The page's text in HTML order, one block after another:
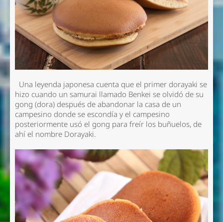
Una leyenda japonesa cuenta que el primer dorayaki se
hizo cuando un samurai llamado Benkei se olvidó de su
gong (dora) después de abandonar la casa de un
campesino donde se escondía y el campesino
posteriormente usó el gong para freír los buñuelos, de
ahí el nombre Dorayaki.